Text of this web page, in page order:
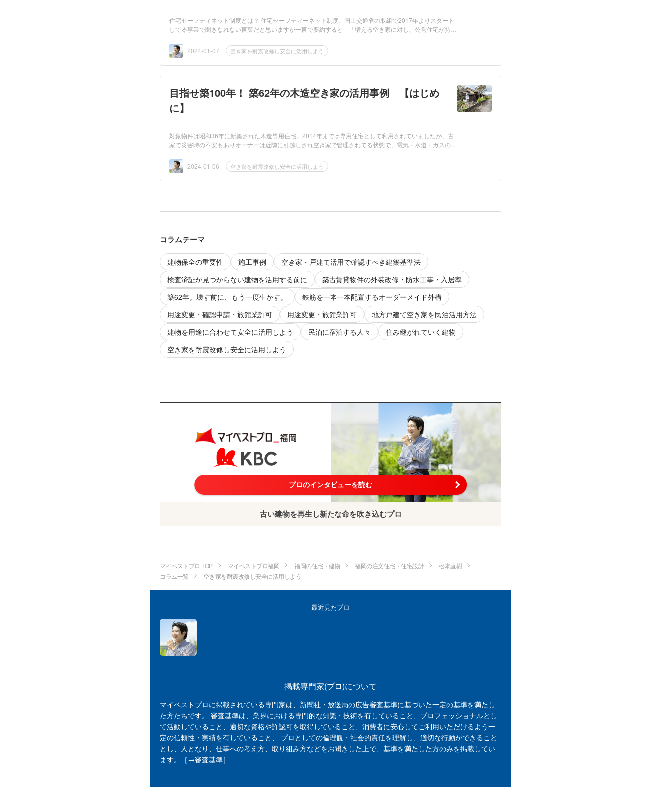
住宅セーフティネット制度とは？ 住宅セーフティーネット制度、国土交通省の取組で2017年よりスタート
してる事業で聞きなれない言葉だと思いますが一言で要約すると 「増える空き家に対し、公営住宅が持つ
2024-01-07
空き家を耐震改修し安全に活用しよう
目指せ築100年！ 築62年の木造空き家の活用事例 【はじめ
に】
対象物件は昭和36年に新築された木造専用住宅。2014年までは専用住宅として利用されていましたが、古
家で災害時の不安もありオーナーは近隣に引越しされ空き家で管理されてる状態で、電気・水道・ガスの契
2024-01-06
空き家を耐震改修し安全に活用しよう
コラムテーマ
建物保全の重要性 施工事例
空き家・戸建て活用で確認すべき建築基準法
検査済証が見つからない建物を活用する前に
築古賃貸物件の外装改修・防水工事・入居率
築62年。壊す前に、もう一度生かす。
鉄筋を一本一本配置するオーダーメイド外構
用途変更・確認申請・旅館業許可
用途変更・旅館業許可
地方戸建て空き家を民泊活用方法
建物を用途に合わせて安全に活用しよう
民泊に宿泊する人々
住み継がれていく建物
空き家を耐震改修し安全に活用しよう
プロのインタビューを読む
古い建物を再生し新たな命を吹き込むプロ
マイベストプロ TOP マイベストプロ福岡 福岡の住宅・建物 福岡の注文住宅・住宅設計
松本直樹
コラム一覧
空き家を耐震改修し安全に活用しよう
最近見たプロ
掲載専門家(プロ)について
マイベストプロに掲載されている専門家は、新聞社・放送局の広告審査基準に基づいた一定の基準を満たし
た方たちです。 審査基準は、業界における専門的な知識・技術を有していること、プロフェッショナルとし
て活動していること、適切な資格や許認可を取得していること、消費者に安心してご利用いただけるよう一
定の信頼性・実績を有していること、 プロとしての倫理観・社会的責任を理解し、適切な行動ができること
とし、人となり、仕事への考え方、取り組み方などをお聞きした上で、基準を満たした方のみを掲載してい
ます。［→審査基準］